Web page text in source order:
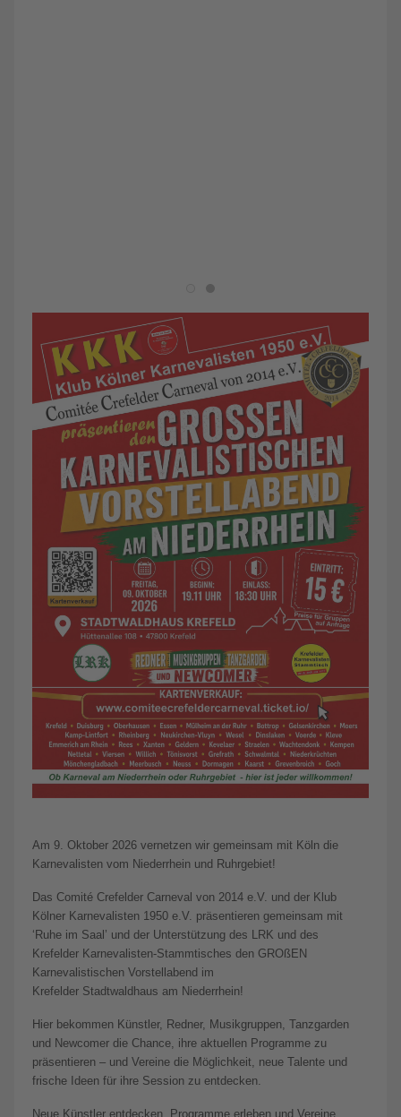
Am 9. Oktober 2026 vernetzen wir gemeinsam mit Köln die
Karnevalisten vom Niederrhein und Ruhrgebiet!
Das Comité Crefelder Carneval von 2014 e.V. und der Klub
Kölner Karnevalisten 1950 e.V. präsentieren gemeinsam mit
‘Ruhe im Saal’ und der Unterstützung des LRK und des
Krefelder Karnevalisten-Stammtisches den GROßEN
Karnevalistischen Vorstellabend im
Krefelder Stadtwaldhaus am Niederrhein!
Hier bekommen Künstler, Redner, Musikgruppen, Tanzgarden
und Newcomer die Chance, ihre aktuellen Programme zu
präsentieren – und Vereine die Möglichkeit, neue Talente und
frische Ideen für ihre Session zu entdecken.
Neue Künstler entdecken, Programme erleben und Vereine